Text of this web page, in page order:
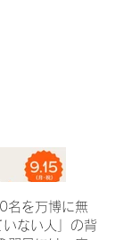
を万博に無
ない人」の背